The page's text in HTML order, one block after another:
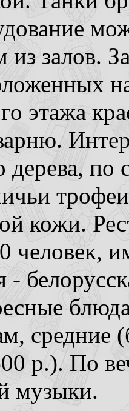
из залов.
этажа
дерева, по
кожи.
человек,
-
средние
р.). По
музыки.